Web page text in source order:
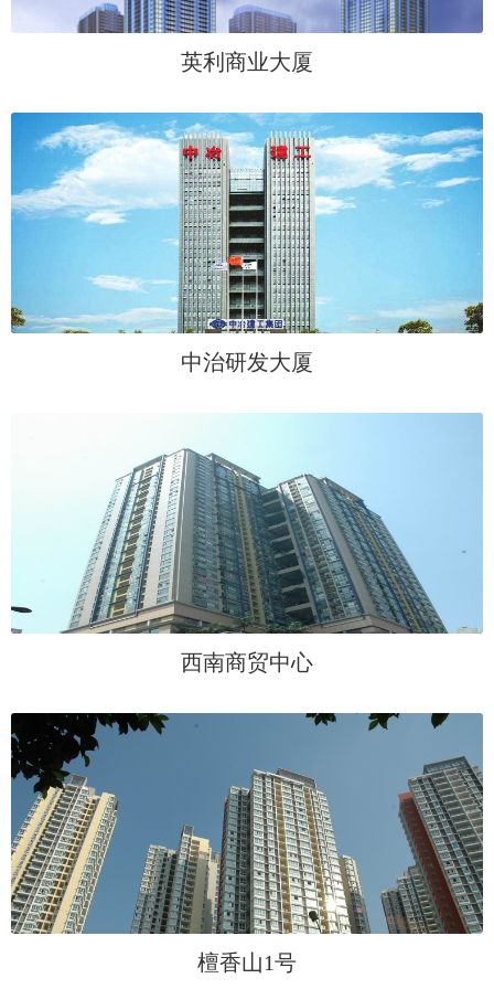
英利商业大厦
中治研发大厦
西南商贸中心
檀香山1号